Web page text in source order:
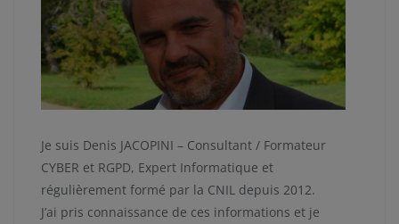
Je suis Denis JACOPINI – Consultant / Formateur
CYBER et RGPD, Expert Informatique et
régulièrement formé par la CNIL depuis 2012.
J’ai pris connaissance de ces informations et je